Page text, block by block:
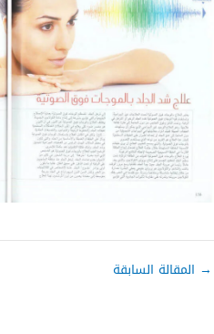
→ المقالة السابقة